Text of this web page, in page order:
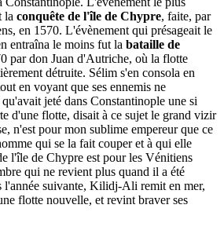
la conquête de l'île de Chypre, faite, par
en 1570. L'évènement qui présageait le
entraîna le moins fut la bataille de
par don Juan d'Autriche, où la flotte
détruite. Sélim s'en consola en
en voyant que ses ennemis ne
jeté dans Constantinople une si
d'une flotte, disait à ce sujet le grand vizir
n'est pour mon sublime empereur que ce
qui se la fait couper et à qui elle
l'île de Chypre est pour les Vénitiens
qui ne revient plus quand il a été
l'année suivante, Kilidj-Ali remit en mer,
flotte nouvelle, et revint braver ses